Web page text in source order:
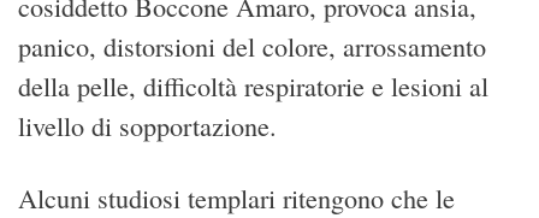
panico, distorsioni del colore, arrossamento
della pelle, difficoltà respiratorie e lesioni al
livello di sopportazione.
Alcuni studiosi templari ritengono che le